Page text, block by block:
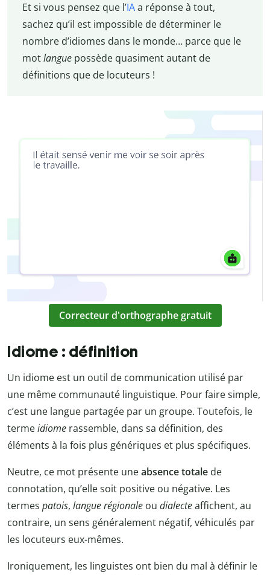
Et si vous pensez que l’IAa réponse à tout,
sachez qu’il est impossible de déterminer le
nombre d’idiomes dans le monde… parce que le
motlangue possède quasiment autant de
définitions que de locuteurs !
Correcteur d'orthographe gratuit
Idiome : définition
Un idiome est un outil de communication utilisé par
une même communauté linguistique. Pour faire simple,
c’est une langue partagée par un groupe. Toutefois, le
termeidiome rassemble, dans sa définition, des
éléments à la fois plus génériques et plus spécifiques.
Neutre, ce mot présente uneabsence totale de
connotation, qu’elle soit positive ou négative. Les
termes patois, langue régionale ou dialecteaffichent, au
contraire, un sens généralement négatif, véhiculés par
les locuteurs eux-mêmes.
Ironiquement, les linguistes ont bien du mal à définir le